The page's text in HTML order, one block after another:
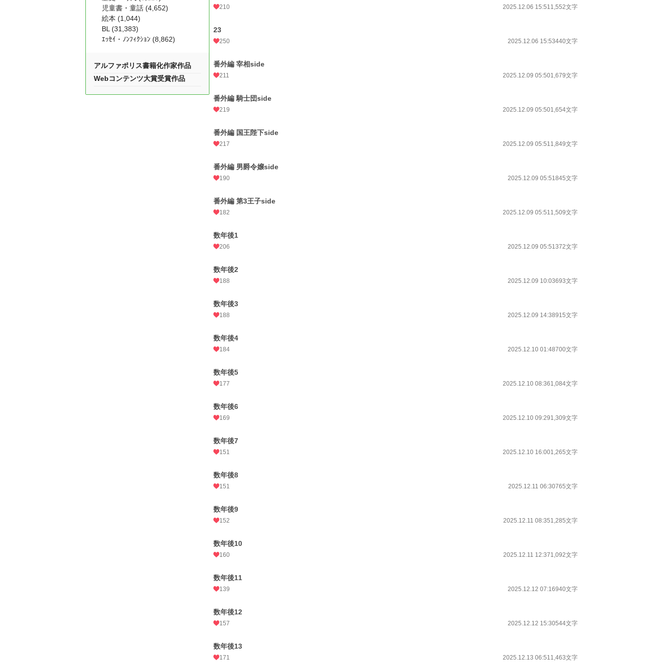
210 2025.12.06 15:511,552文字
23
250 2025.12.06 15:53440文字
番外編 宰相side
211 2025.12.09 05:501,679文字
番外編 騎士団side
219 2025.12.09 05:501,654文字
番外編 国王陛下side
217 2025.12.09 05:511,849文字
番外編 男爵令嬢side
190 2025.12.09 05:51845文字
番外編 第3王子side
182 2025.12.09 05:511,509文字
数年後1
206 2025.12.09 05:51372文字
数年後2
188 2025.12.09 10:03693文字
数年後3
188 2025.12.09 14:38915文字
数年後4
184 2025.12.10 01:48700文字
数年後5
177 2025.12.10 08:361,084文字
数年後6
169 2025.12.10 09:291,309文字
数年後7
151 2025.12.10 16:001,265文字
数年後8
151 2025.12.11 06:30765文字
数年後9
152 2025.12.11 08:351,285文字
数年後10
160 2025.12.11 12:371,092文字
数年後11
139 2025.12.12 07:16940文字
数年後12
157 2025.12.12 15:30544文字
数年後13
171 2025.12.13 06:511,463文字
児童書・童話 (4,652)
絵本 (1,044)
BL (31,383)
ｴｯｾｲ・ﾉﾝﾌｨｸｼｮﾝ (8,862)
アルファポリス書籍化作家作品
Webコンテンツ大賞受賞作品